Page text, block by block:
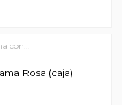
Rosa (caja)